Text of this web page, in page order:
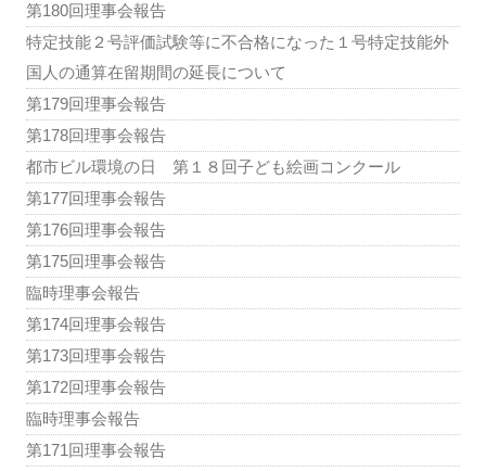
第180回理事会報告
特定技能２号評価試験等に不合格になった１号特定技能外
国人の通算在留期間の延長について
第179回理事会報告
第178回理事会報告
都市ビル環境の日 第１８回子ども絵画コンクール
第177回理事会報告
第176回理事会報告
第175回理事会報告
臨時理事会報告
第174回理事会報告
第173回理事会報告
第172回理事会報告
臨時理事会報告
第171回理事会報告